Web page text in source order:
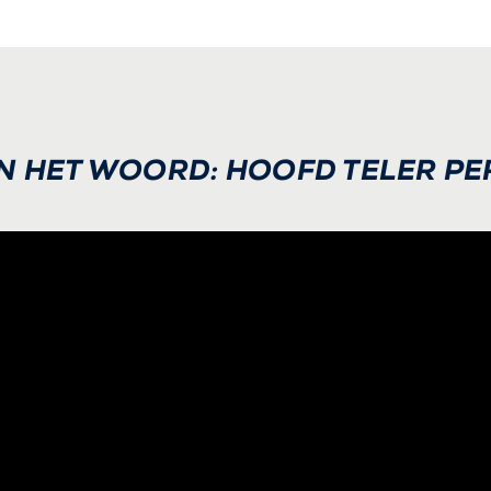
HET WOORD: HOOFD TELER